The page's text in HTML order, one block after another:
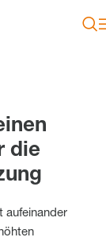
die
aufeinander